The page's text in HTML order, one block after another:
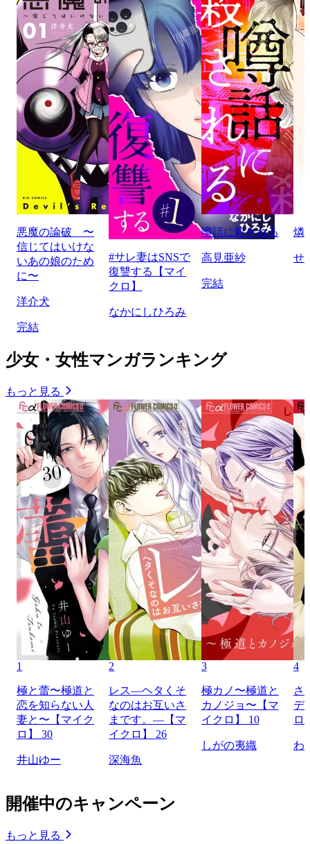
悪魔の論破 〜
信じてはいけな
いあの娘のため
に〜
洋介犬
完結
#サレ妻はSNSで
復讐する【マイ
クロ】
なかにしひろみ
噂話に殺される
高見亜紗
完結
燐
せ
少女・女性マンガランキング
もっと見る
1
極と蕾〜極道と
恋を知らない人
妻と〜【マイク
ロ】 30
井山ゆー
2
レス―ヘタくそ
なのはお互いさ
まです。―【マ
イクロ】 26
深海魚
3
極カノ〜極道と
カノジョ〜【マ
イクロ】 10
しがの夷織
4
さ
デ
ロ
わ
開催中のキャンペーン
もっと見る